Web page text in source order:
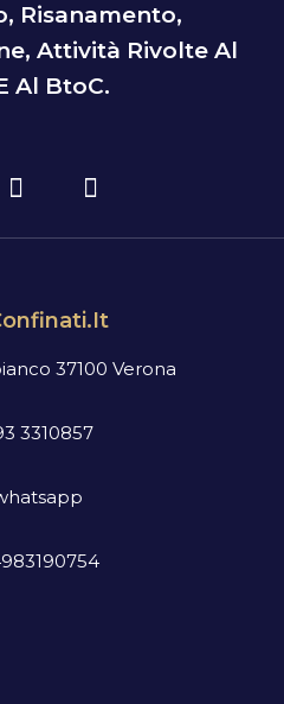
Risanamento,
Attività Rivolte Al
Al BtoC.
37100 Verona
3310857